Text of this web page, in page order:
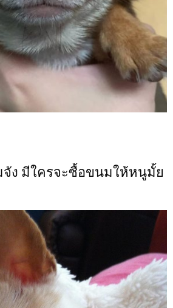
จัง มีใครจะซื้อขนมให้หนูมั้ย